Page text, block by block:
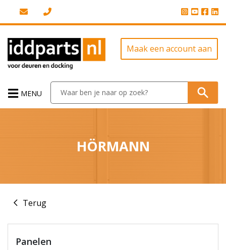
Maak een account aan
MENU
HÖRMANN
Terug
Panelen